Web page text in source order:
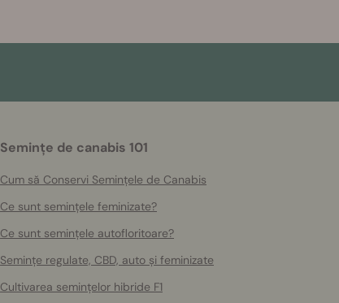
Semințe de canabis 101
Cum să Conservi Semințele de Canabis
Ce sunt semințele feminizate?
Ce sunt semințele autofloritoare?
Semințe regulate, CBD, auto și feminizate
Cultivarea semințelor hibride F1